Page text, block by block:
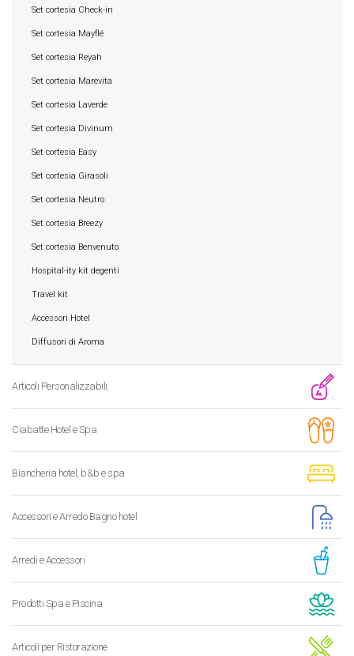
Set cortesia Check-in
Set cortesia Mayflé
Set cortesia Reyah
Set cortesia Marevita
Set cortesia Laverde
Set cortesia Divinum
Set cortesia Easy
Set cortesia Girasoli
Set cortesia Neutro
Set cortesia Breezy
Set cortesia Benvenuto
Hospital-ity kit degenti
Travel kit
Accessori Hotel
Diffusori di Aroma
Articoli Personalizzabili
Ciabatte Hotel e Spa
Biancheria hotel, b&b e spa
Accessori e Arredo Bagno hotel
Arredi e Accessori
Prodotti Spa e Piscina
Articoli per Ristorazione